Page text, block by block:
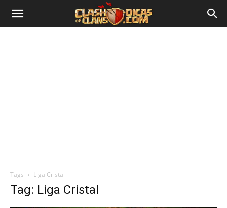
Tags Liga Cristal
Tag: Liga Cristal